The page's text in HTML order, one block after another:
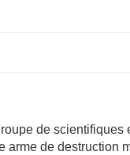
de scientifiques
arme de destruction